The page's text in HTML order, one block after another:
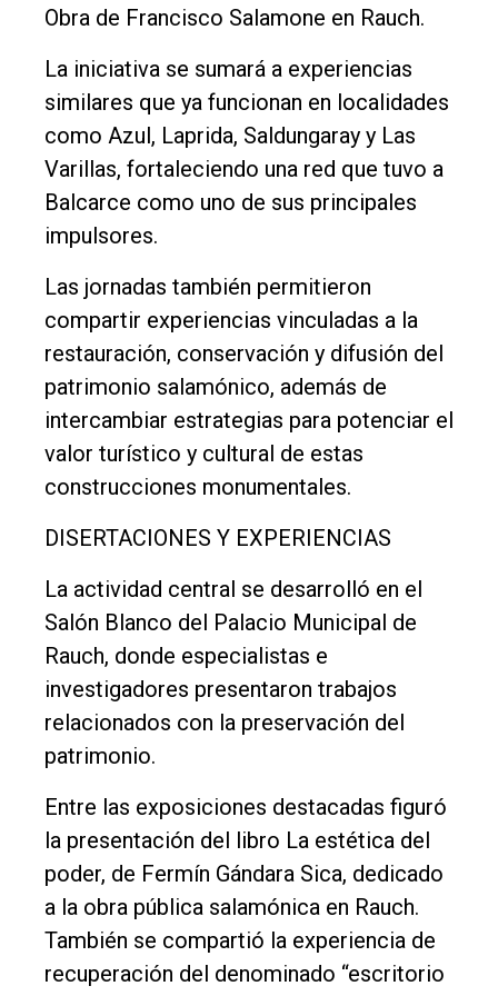
Obra de Francisco Salamone en Rauch.
La iniciativa se sumará a experiencias
similares que ya funcionan en localidades
como Azul, Laprida, Saldungaray y Las
Varillas, fortaleciendo una red que tuvo a
Balcarce como uno de sus principales
impulsores.
Las jornadas también permitieron
compartir experiencias vinculadas a la
restauración, conservación y difusión del
patrimonio salamónico, además de
intercambiar estrategias para potenciar el
valor turístico y cultural de estas
construcciones monumentales.
DISERTACIONES Y EXPERIENCIAS
La actividad central se desarrolló en el
Salón Blanco del Palacio Municipal de
Rauch, donde especialistas e
investigadores presentaron trabajos
relacionados con la preservación del
patrimonio.
Entre las exposiciones destacadas figuró
la presentación del libro La estética del
poder, de Fermín Gándara Sica, dedicado
a la obra pública salamónica en Rauch.
También se compartió la experiencia de
recuperación del denominado “escritorio